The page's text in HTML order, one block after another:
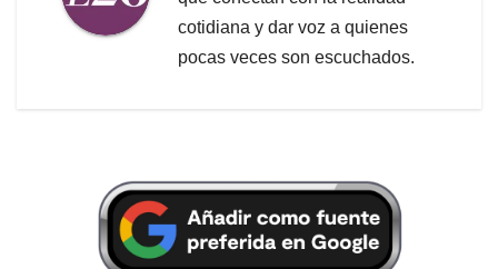
cotidiana y dar voz a quienes
pocas veces son escuchados.